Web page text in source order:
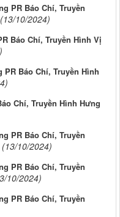
PR Báo Chí, Truyền
(13/10/2024)
Báo Chí, Truyền Hình Vị
Báo Chí, Truyền Hình
Chí, Truyền Hình Hưng
PR Báo Chí, Truyền
(13/10/2024)
PR Báo Chí, Truyền
10/2024)
PR Báo Chí, Truyền